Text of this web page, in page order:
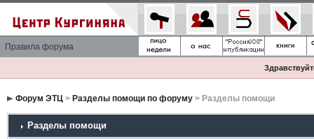
Правила форума
Форум ЭТЦ> Разделы помощи по форуму> Разделы помощи
Разделы помощи